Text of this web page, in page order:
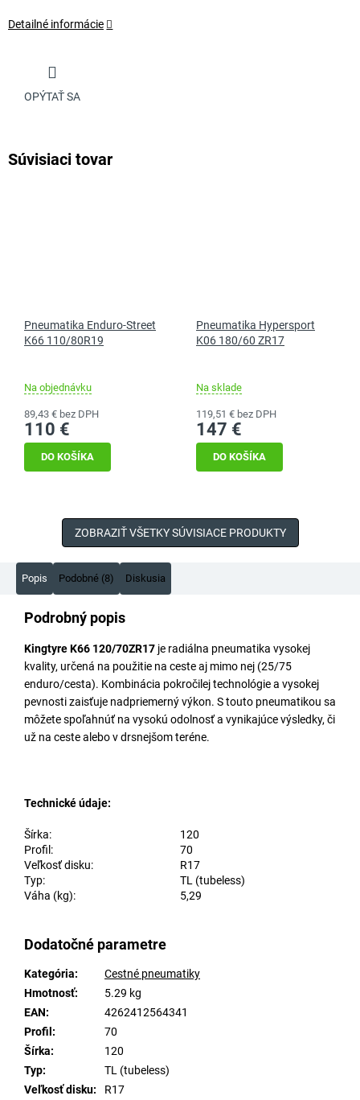
Detailné informácie
OPÝTAŤ SA
Súvisiaci tovar
Pneumatika Enduro-Street
K66 110/80R19
Na objednávku
89,43 € bez DPH
110 €
DO KOŠÍKA
Pneumatika Hypersport
K06 180/60 ZR17
Na sklade
119,51 € bez DPH
147 €
DO KOŠÍKA
ZOBRAZIŤ VŠETKY SÚVISIACE PRODUKTY
Popis Podobné (8) Diskusia
Podrobný popis
Kingtyre K66 120/70ZR17 je radiálna pneumatika vysokej
kvality, určená na použitie na ceste aj mimo nej (25/75
enduro/cesta). Kombinácia pokročilej technológie a vysokej
pevnosti zaisťuje nadpriemerný výkon. S touto pneumatikou sa
môžete spoľahnúť na vysokú odolnosť a vynikajúce výsledky, či
už na ceste alebo v drsnejšom teréne.
Technické údaje:
Šírka:
120
Profil:
70
Veľkosť disku:
R17
Typ:
TL (tubeless)
Váha (kg):
5,29
Dodatočné parametre
Kategória:
Cestné pneumatiky
Hmotnosť:
5.29 kg
EAN:
4262412564341
Profil :
70
Šírka:
120
Typ:
TL (tubeless)
Veľkosť disku: R17